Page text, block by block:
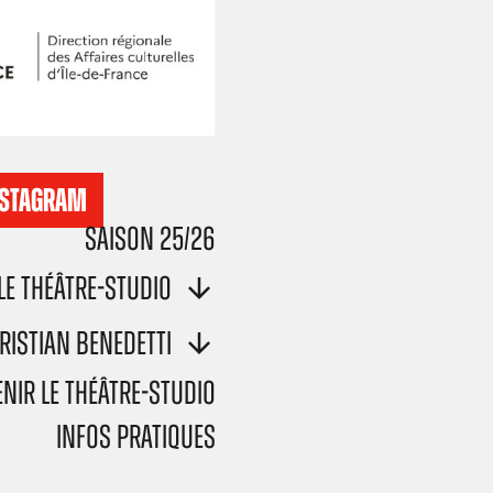
Saison 25/26
Théâtre-Studio
Benedetti
le Théâtre-Studio
Infos pratiques